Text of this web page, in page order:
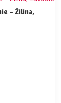
– Žilina,